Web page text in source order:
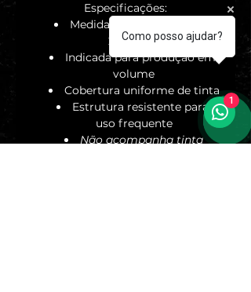
Especificações:
Medida: 20 x 20 cm (200 x
200 mm)
Indicada para produção em
volume
Cobertura uniforme de tinta
Estrutura resistente para
uso frequente
Não acompanha tinta
Como posso ajudar?
1